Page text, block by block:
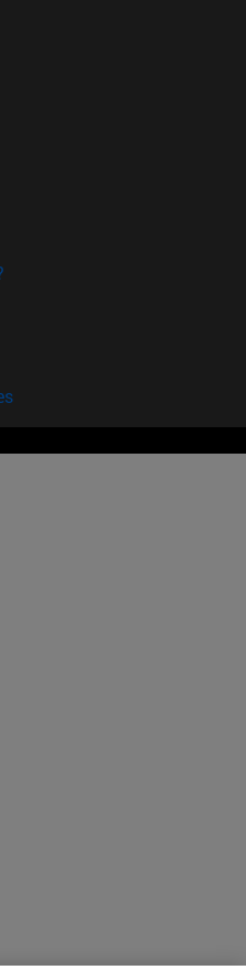
en nueva ventana)
en nueva ventana)